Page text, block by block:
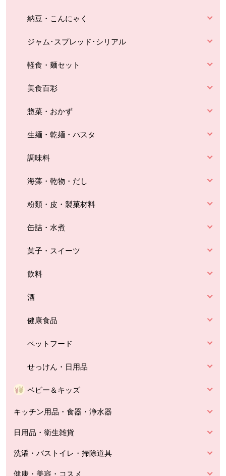
納豆・こんにゃく
ジャム･スプレッド･シリアル
軽食・麺セット
美食百彩
惣菜・おかず
生麺・乾麺・パスタ
調味料
海藻・乾物・だし
粉類・皮・製菓材料
缶詰・水煮
菓子・スイーツ
飲料
酒
健康食品
ペットフード
せっけん・日用品
ベビー＆キッズ
キッチン用品・食器・浄水器
日用品・衛生雑貨
洗濯・バストイレ・掃除道具
健康・美容・コスメ